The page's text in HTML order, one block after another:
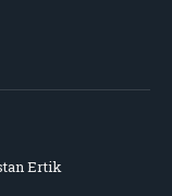
Ertik